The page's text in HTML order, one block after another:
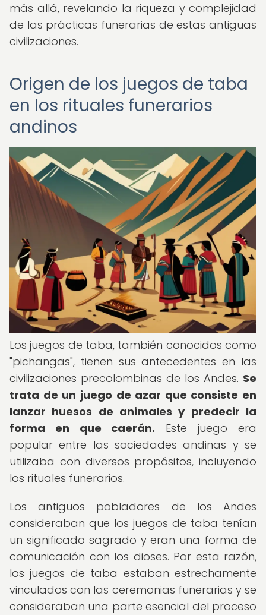
más allá, revelando la riqueza y complejidad
de las prácticas funerarias de estas antiguas
civilizaciones.
Origen de los juegos de taba
en los rituales funerarios
andinos
Los juegos de taba, también conocidos como
"pichangas", tienen sus antecedentes en las
civilizaciones precolombinas de los Andes. Se
trata de un juego de azar que consiste en
lanzar huesos de animales y predecir la
forma en que caerán. Este juego era
popular entre las sociedades andinas y se
utilizaba con diversos propósitos, incluyendo
los rituales funerarios.
Los antiguos pobladores de los Andes
consideraban que los juegos de taba tenían
un significado sagrado y eran una forma de
comunicación con los dioses. Por esta razón,
los juegos de taba estaban estrechamente
vinculados con las ceremonias funerarias y se
consideraban una parte esencial del proceso